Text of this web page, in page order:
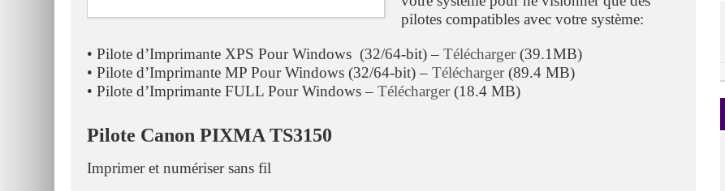
pilotes compatibles avec votre système:
• Pilote d’Imprimante XPS Pour Windows (32/64-bit) – Télécharger(39.1MB)
• Pilote d’Imprimante MP Pour Windows (32/64-bit) – Télécharger(89.4 MB)
• Pilote d’Imprimante FULL Pour Windows – Télécharger(18.4 MB)
Pilote Canon PIXMA TS3150
Imprimer et numériser sans fil